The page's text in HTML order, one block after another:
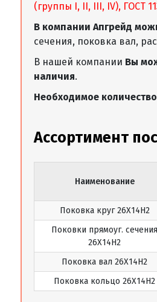
(группы I, II, III, IV), ГОСТ
В компании Апгрейд
сечения, поковка вал,
В нашей компании Вы
наличия.
Необходимое
Ассортимент
Наименование
Поковка круг 26Х14Н2
Поковки прямоуг.
26Х14Н2
Поковка вал 26Х14Н2
Поковка кольцо 26Х14Н2